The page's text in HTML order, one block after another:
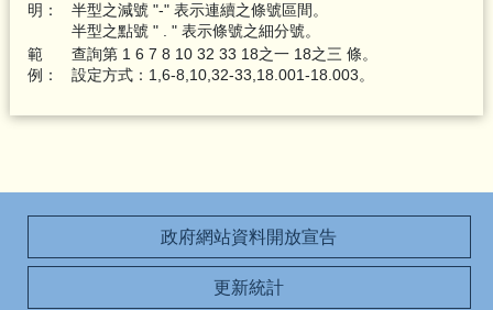
明：
半型之減號 "-" 表示連續之條號區間。
半型之點號 " . " 表示條號之細分號。
範
例：
查詢第 1 6 7 8 10 32 33 18之一 18之三 條。
設定方式：1,6-8,10,32-33,18.001-18.003。
政府網站資料開放宣告
更新統計